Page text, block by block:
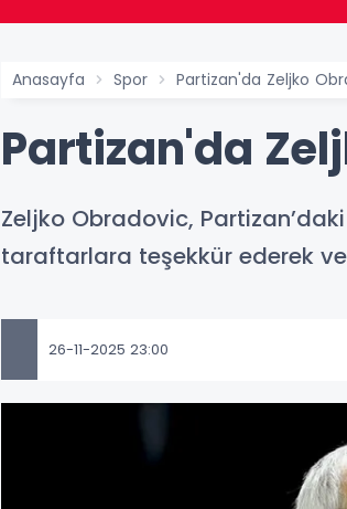
Anasayfa Spor Partizan'da Zeljko
Partizan'da
Zeljko Obradovic,
taraftarlara teşekkür ederek
26-11-2025 23:00